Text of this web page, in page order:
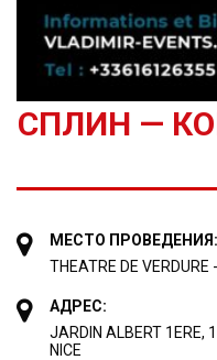
СПЛИН —
МЕСТО ПРОВЕДЕНИЯ:
THEATRE DE VERDURE
АДРЕС:
JARDIN ALBERT 1ERE,
NICE